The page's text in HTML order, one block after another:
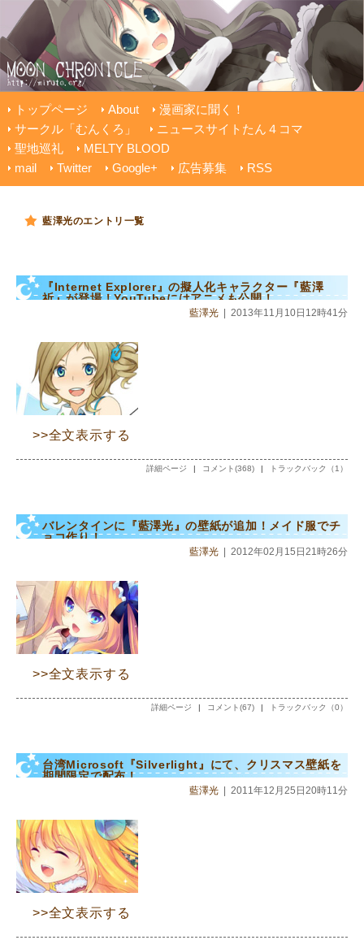
トップページ About
漫画家に聞く！
サークル「むんくろ」
ニュースサイトたん４コマ
聖地巡礼
MELTY BLOOD
mail
Twitter Google+ 広告募集 RSS
藍澤光のエントリ一覧
『Internet Explorer』の擬人化キャラクター『藍澤
祈』が登場！YouTubeにはアニメも公開！
藍澤光 | 2013年11月10日12時41分
>>全文表示する
詳細ページ | コメント(368) | トラックバック（1）
バレンタインに『藍澤光』の壁紙が追加！メイド服でチ
ョコ作り！
藍澤光 | 2012年02月15日21時26分
>>全文表示する
詳細ページ | コメント(67) | トラックバック（0）
台湾Microsoft『Silverlight』にて、クリスマス壁紙を
期間限定で配布！
藍澤光 | 2011年12月25日20時11分
>>全文表示する